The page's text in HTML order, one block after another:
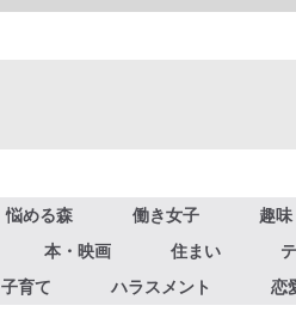
悩める森 働き女子
趣味
本・映画 住まい
子育て ハラスメント 恋